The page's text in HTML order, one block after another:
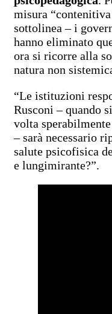
misura
sottolinea – i
hanno eliminato
ora si ricorre alla
natura non
“Le istituzioni
Rusconi – quando
volta
– sarà necessario
salute psicofisica
e lungimirante?”.